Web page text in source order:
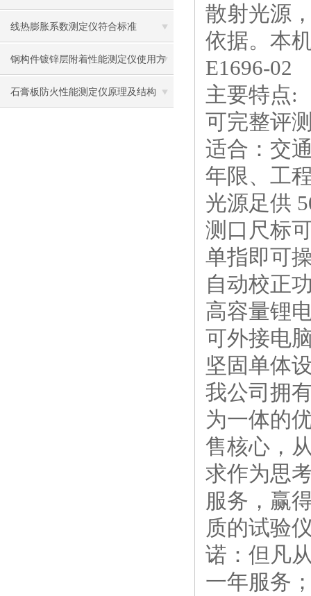
及使用方法
线热膨胀系数测定仪符合标准
钢构件镀锌层附着性能测定仪使用方
法
石膏板防火性能测定仪原理及结构
散射光源
依据。本
E1696-02
主要特点:
可完整评
适合：交
年限、工
光源足供
测口尺标
单指即可
自动校正
高容量锂
可外接电
坚固单体
我公司拥
为一体的
售核心，
求作为思
服务，赢
质的试验
诺：但凡
一年服务